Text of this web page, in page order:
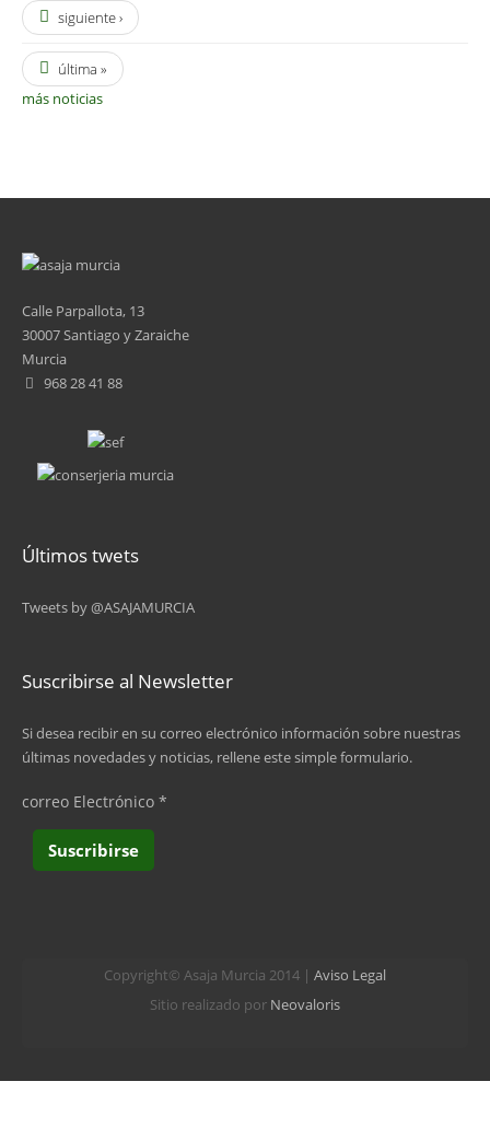
siguiente ›
última »
más noticias
Calle Parpallota, 13
30007 Santiago y Zaraiche
Murcia
968 28 41 88
Últimos twets
Tweets by @ASAJAMURCIA
Suscribirse al Newsletter
Si desea recibir en su correo electrónico información sobre nuestras
últimas novedades y noticias, rellene este simple formulario.
correo Electrónico *
Copyright© Asaja Murcia 2014 | Aviso Legal
Sitio realizado por Neovaloris